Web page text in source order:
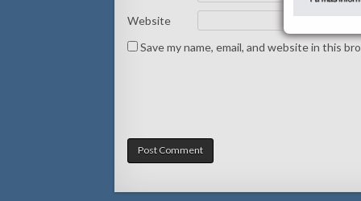
Website
Save my name, email, and website in this